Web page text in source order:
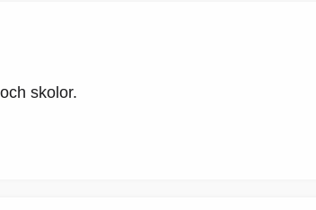
skolor.